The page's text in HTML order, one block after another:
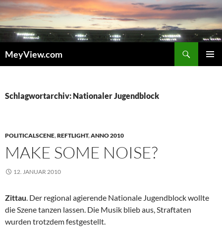
Zum
Inhalt
springen
MeyView.com
Schlagwortarchiv: Nationaler Jugendblock
POLITICALSCENE,REFTLIGHT,ANNO 2010
MAKE SOME NOISE?
12. JANUAR 2010
Zittau. Der regional agierende Nationale Jugendblock wollte
die Szene tanzen lassen. Die Musik blieb aus, Straftaten
wurden trotzdem festgestellt.